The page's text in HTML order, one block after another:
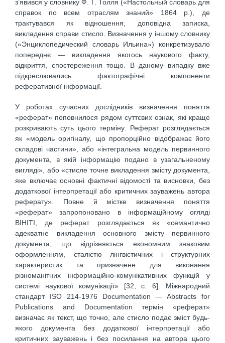
з’явився у словнику Ф. Г. Толля («Настольный словарь для
справок по всем отраслям знаний» 1864 р.), де
трактувався як відношення, доповідна записка,
викладення справи стисло. Визначення у іншому словнику
(«Энциклопедический словарь Ильина») конкретизувало
попереднє — викладення якогось наукового факту,
відкриття, спостереження тощо. В даному випадку вже
підкреслювались фактографічні компоненти
реферативної інформації.
У роботах сучасних дослідників визначення поняття
«реферат» поповнилося рядом суттєвих ознак, які краще
розкривають суть цього терміну. Реферат розглядається
як «модель оригіналу, що пропорційно відображає його
складові частини», або «інтегральна модель первинного
документа, в якій інформацію подано в узагальненому
вигляді», або «стисле точне викладення змісту документа,
яке включає основні фактичні відомості та висновки, без
додаткової інтерпретації або критичних зауважень автора
реферату». Повне й містке визначення поняття
«реферат» запропоновано в інформаційному огляді
ВІНІТІ, де реферат розглядається як «семантично
адекватне викладення основного змісту первинного
документа, що відрізняється економним знаковим
оформленням, сталістю лінгвістичних і структурних
характеристик та призначене для виконання
різноманітних інформаційно-комунікативних функцій у
системі наукової комунікації» [32, с. 6]. Міжнародний
стандарт ISO 214-1976 Documentation — Abstracts for
Publications and Documentation термін «реферат»
визначає як текст, що точно, але стисло подає зміст будь-
якого документа без додаткової інтерпретації або
критичних зауважень і без посилання на автора цього